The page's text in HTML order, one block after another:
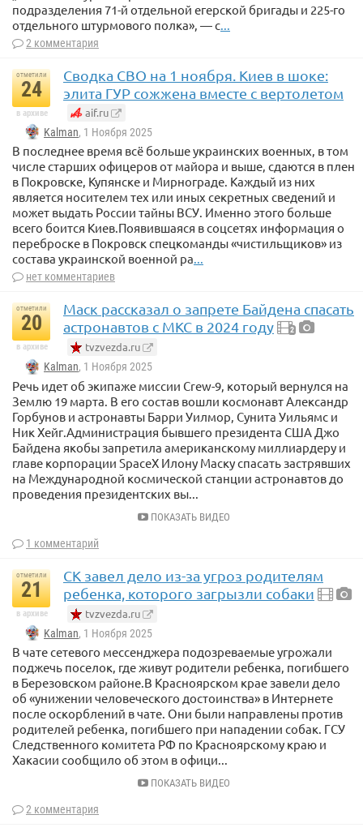
подразделения 71-й отдельной егерской бригады и 225-го
отдельного штурмового полка», — с...
2 комментария
отметили
24
в архиве
Сводка СВО на 1 ноября. Киев в шоке:
элита ГУР сожжена вместе с вертолетом
aif.ru
Kalman, 1 Ноября 2025
В последнее время всё больше украинских военных, в том
числе старших офицеров от майора и выше, сдаются в плен
в Покровске, Купянске и Мирнограде. Каждый из них
является носителем тех или иных секретных сведений и
может выдать России тайны ВСУ. Именно этого больше
всего боится Киев.Появившаяся в соцсетях информация о
переброске в Покровск спецкоманды «чистильщиков» из
состава украинской военной ра...
нет комментариев
отметили
20
в архиве
Маск рассказал о запрете Байдена спасать
астронавтов с МКС в 2024 году
2
tvzvezda.ru
Kalman, 1 Ноября 2025
Речь идет об экипаже миссии Crew-9, который вернулся на
Землю 19 марта. В его состав вошли космонавт Александр
Горбунов и астронавты Барри Уилмор, Сунита Уильямс и
Ник Хейг.Администрация бывшего президента США Джо
Байдена якобы запретила американскому миллиардеру и
главе корпорации SpaceX Илону Маску спасать застрявших
на Международной космической станции астронавтов до
проведения президентских вы...
ПОКАЗАТЬ ВИДЕО
1 комментарий
отметили
21
в архиве
СК завел дело из-за угроз родителям
ребенка, которого загрызли собаки
tvzvezda.ru
Kalman, 1 Ноября 2025
В чате сетевого мессенджера подозреваемые угрожали
поджечь поселок, где живут родители ребенка, погибшего
в Березовском районе.В Красноярском крае завели дело
об «унижении человеческого достоинства» в Интернете
после оскорблений в чате. Они были направлены против
родителей ребенка, погибшего при нападении собак. ГСУ
Следственного комитета РФ по Красноярскому краю и
Хакасии сообщило об этом в офици...
ПОКАЗАТЬ ВИДЕО
2 комментария